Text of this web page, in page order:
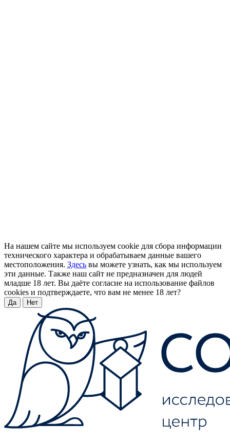
На нашем сайте мы используем cookie для сбора информации
технического характера и обрабатываем данные вашего
местоположения. Здесь вы можете узнать, как мы используем
эти данные. Также наш сайт не предназначен для людей
младше 18 лет. Вы даёте согласие на использование файлов
cookies и подтверждаете, что вам не менее 18 лет?
Да Нет